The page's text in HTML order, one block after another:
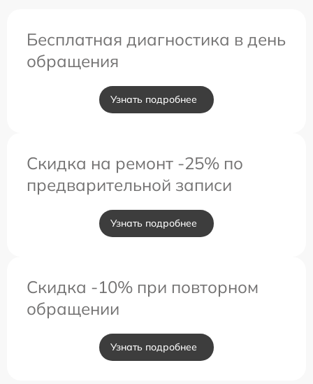
Бесплатная диагностика в день
обращения
Узнать подробнее
Скидка на ремонт -25% по
предварительной записи
Узнать подробнее
Скидка -10% при повторном
обращении
Узнать подробнее